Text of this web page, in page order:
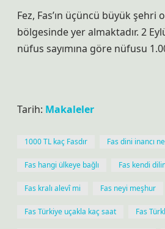
Fez, Fas’ın üçüncü büyük şehri
bölgesinde yer almaktadır. 2
nüfus sayımına göre nüfusu
Tarih: Makaleler
1000 TL kaç Fasdır Fas dini inancı
Fas hangi ülkeye bağlı Fas kendi
Fas kralı alevî mi Fas neyi meşhur
Fas Türkiye uçakla kaç saat Fas